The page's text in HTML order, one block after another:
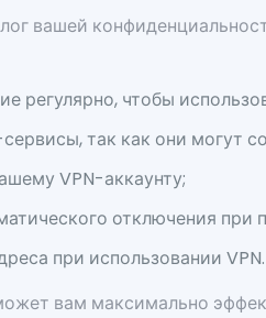
вашей
регулярно, чтобы
так как они могут
VPN-аккаунту;
отключения при
при использовании VPN.
вам максимально